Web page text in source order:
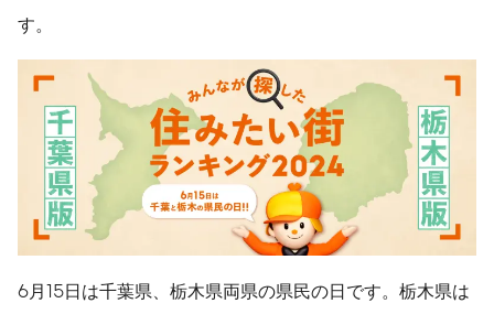
す。
6月15日は千葉県、栃木県両県の県民の日です。栃木県は